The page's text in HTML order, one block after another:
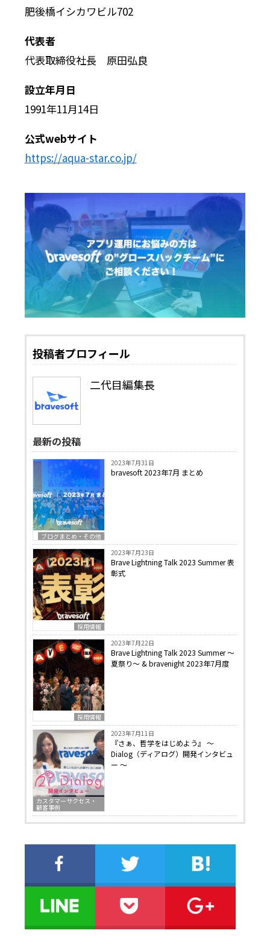
肥後橋イシカワビル702
代表者
代表取締役社長 原田弘良
設立年月日
1991年11月14日
公式webサイト
https://aqua-star.co.jp/
投稿者プロフィール
二代目編集長
最新の投稿
ブログまとめ・その他
2023年7月31日
bravesoft 2023年7月 まとめ
採用情報
2023年7月23日
Brave Lightning Talk 2023 Summer 表
彰式
採用情報
2023年7月22日
Brave Lightning Talk 2023 Summer 〜
夏祭り〜 & bravenight 2023年7月度
カスタマーサクセス・
顧客事例
2023年7月11日
『さぁ、哲学をはじめよう』 〜
Dialog（ディアログ）開発インタビュ
ー 〜